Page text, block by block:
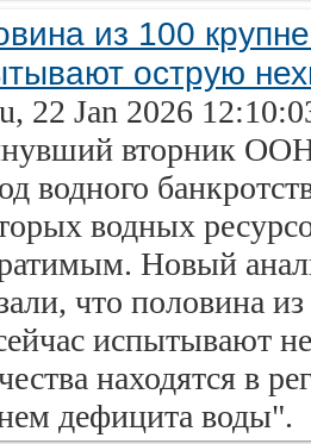
из 100
острую
22 Jan 2026
вторник ООН
водного
водных
Новый
что половина
испытывают
находятся в
дефицита воды".